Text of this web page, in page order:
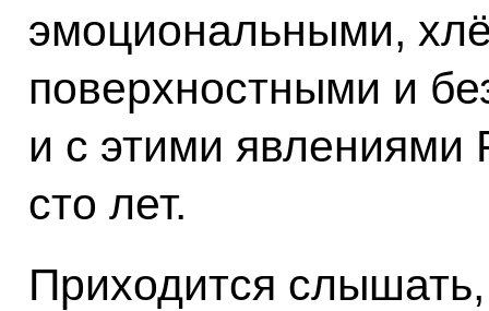
эмоциональными,
поверхностными и
и с этими явлениями
сто лет.
Приходится